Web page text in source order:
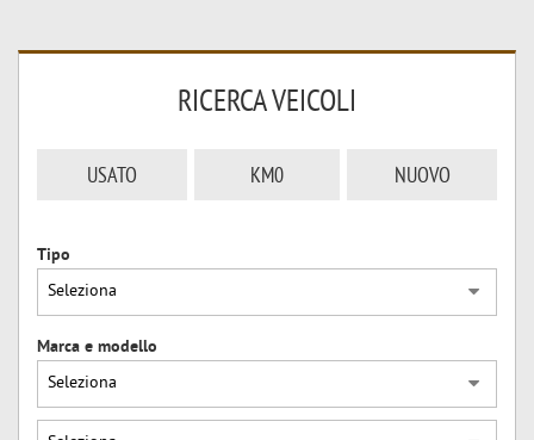
RICERCA VEICOLI
USATO KM0 NUOVO
Tipo
Marca e modello